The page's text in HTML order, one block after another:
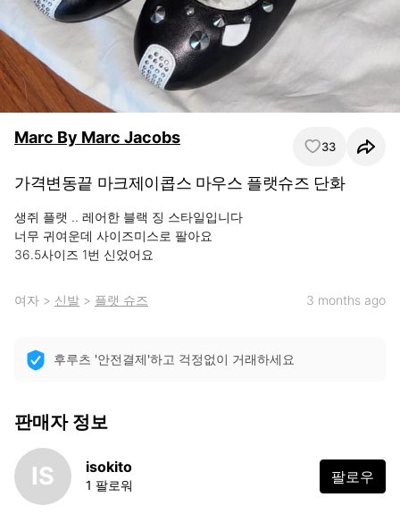
Marc By Marc Jacobs 33
가격변동끝 마크제이콥스 마우스 플랫슈즈 단화
생쥐 플랫 .. 레어한 블랙 징 스타일입니다
너무 귀여운데 사이즈미스로 팔아요
36.5사이즈 1번 신었어요
여자 > 신발 > 플랫 슈즈 3 months ago
후루츠 '안전결제'하고 걱정없이 거래하세요
판매자 정보
IS isokito
1 팔로워 팔로우